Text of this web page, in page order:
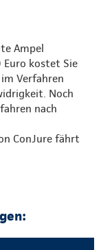
Ampel
Euro kostet Sie
Verfahren
Noch
nach
ConJure fährt